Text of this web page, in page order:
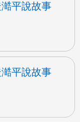
平說故事
平說故事